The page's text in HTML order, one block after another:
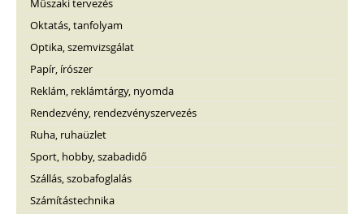
Műszaki tervezés
Oktatás, tanfolyam
Optika, szemvizsgálat
Papír, írószer
Reklám, reklámtárgy, nyomda
Rendezvény, rendezvényszervezés
Ruha, ruhaüzlet
Sport, hobby, szabadidő
Szállás, szobafoglalás
Számítástechnika